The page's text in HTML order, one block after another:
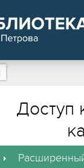
Доступ